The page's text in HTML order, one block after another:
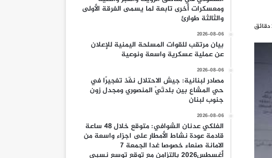
ومعسكرات أخرى تابعة لما يسمى الفرقة الأولى
والثالثة طوارئ
2026-08-06
بيان مرتقب للقوات المسلحة اليمنية للإعلان
عن عملية عسكرية واسعة ونوعية
2026-08-06
مصادر لبنانية: جيش الاحتلال نفّذ تفجيرًا في
حي المشاع بين بلدتَيْ المنصوري ومجدل زون
جنوب لبنان
2026-08-06
الفلكي عدنان الشوافي: متوقع خلال 48 ساعة
قادمة عودة نشاط الأمطار على اجزاء واسعة من
الامانة صنعاء خصوصا غدا الجمعة 7
أغسطس2026 بالتزامن مع توقع توسع نسبي